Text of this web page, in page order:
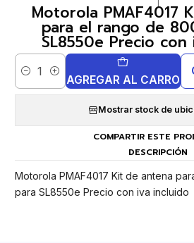
Motorola PMAF4017
para el rango de
SL8550e Precio
Cantidad AGREGAR AL CARRO
Mostrar stock de
COMPARTIR ESTE
DESCRIPCIÓN
Motorola PMAF4017 Kit de antena
para SL8550e Precio con iva incluido